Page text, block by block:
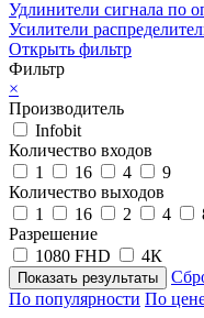
Удлинители сигнала по
Усилители
Открыть фильтр
Фильтр
×
Производитель
Infobit
Количество входов
1
16 4
9
Количество выходов
1
16 2 4
Разрешение
1080 FHD
4К
По популярности По